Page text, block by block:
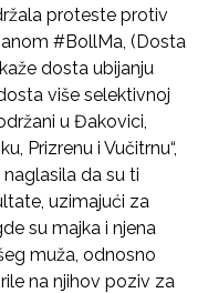
proteste protiv
#BollMa, (Dosta
dosta ubijanju
više selektivnoj
u Đakovici,
Prizrenu i Vučitrnu“,
da su ti
uzimajući za
su majka i njena
muža, odnosno
na njihov poziv za